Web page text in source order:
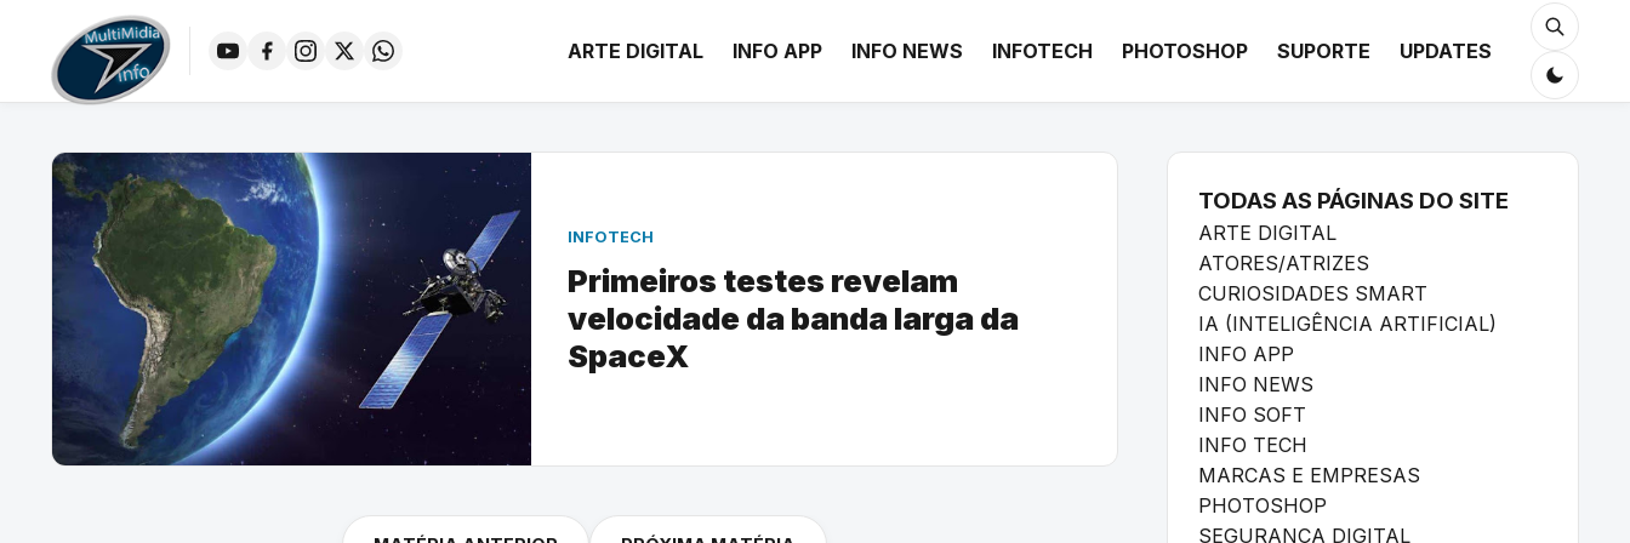
ARTE DIGITAL INFO APP INFO NEWS INFOTECH PHOTOSHOP SUPORTE UPDATES
INFOTECH
Primeiros testes revelam
velocidade da banda larga da
SpaceX
TODAS AS PÁGINAS DO SITE
ARTE DIGITAL
ATORES/ATRIZES
CURIOSIDADES SMART
IA (INTELIGÊNCIA ARTIFICIAL)
INFO APP
INFO NEWS
INFO SOFT
INFO TECH
MARCAS E EMPRESAS
PHOTOSHOP
SEGURANÇA DIGITAL